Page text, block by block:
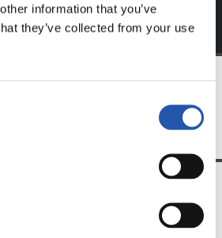
information that you’ve
they’ve collected from your use
24/07/2026